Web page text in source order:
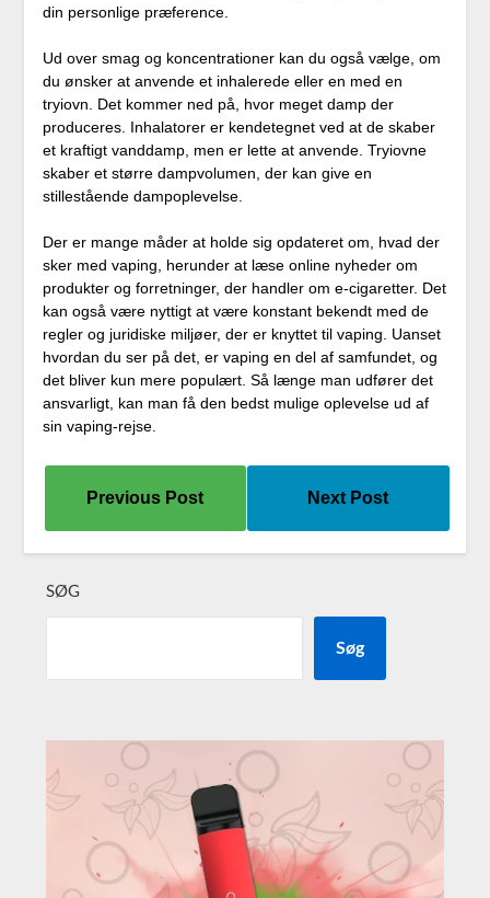
din personlige præference.
Ud over smag og koncentrationer kan du også vælge, om
du ønsker at anvende et inhalerede eller en med en
tryiovn. Det kommer ned på, hvor meget damp der
produceres. Inhalatorer er kendetegnet ved at de skaber
et kraftigt vanddamp, men er lette at anvende. Tryiovne
skaber et større dampvolumen, der kan give en
stillestående dampoplevelse.
Der er mange måder at holde sig opdateret om, hvad der
sker med vaping, herunder at læse online nyheder om
produkter og forretninger, der handler om e-cigaretter. Det
kan også være nyttigt at være konstant bekendt med de
regler og juridiske miljøer, der er knyttet til vaping. Uanset
hvordan du ser på det, er vaping en del af samfundet, og
det bliver kun mere populært. Så længe man udfører det
ansvarligt, kan man få den bedst mulige oplevelse ud af
sin vaping-rejse.
Previous Post Next Post
SØG
Søg